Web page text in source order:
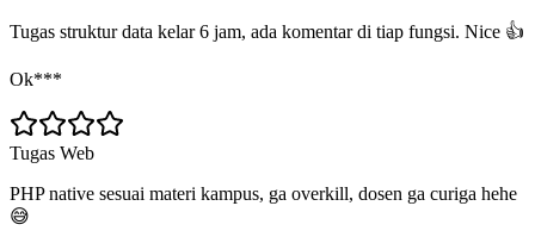
Tugas struktur data kelar 6 jam, ada komentar di tiap fungsi. Nice 👍
Ok***
Tugas Web
PHP native sesuai materi kampus, ga overkill, dosen ga curiga hehe
😅